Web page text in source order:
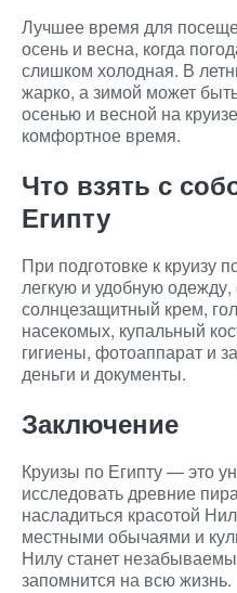
Лучшее время для
осень и весна, когда
слишком холодная. В
жарко, а зимой может
осенью и весной на
комфортное время.
Что взять с
Египту
При подготовке к круизу
легкую и удобную одежду,
солнцезащитный крем,
насекомых, купальный
гигиены, фотоаппарат и
деньги и документы.
Заключение
Круизы по Египту — это
исследовать древние
насладиться красотой
местными обычаями и
Нилу станет
запомнится на всю жизнь.